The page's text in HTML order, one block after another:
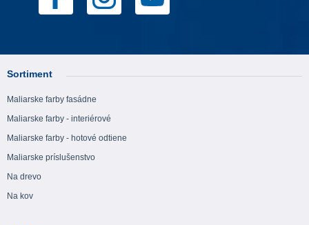
Sortiment
Maliarske farby fasádne
Maliarske farby - interiérové
Maliarske farby - hotové odtiene
Maliarske príslušenstvo
Na drevo
Na kov